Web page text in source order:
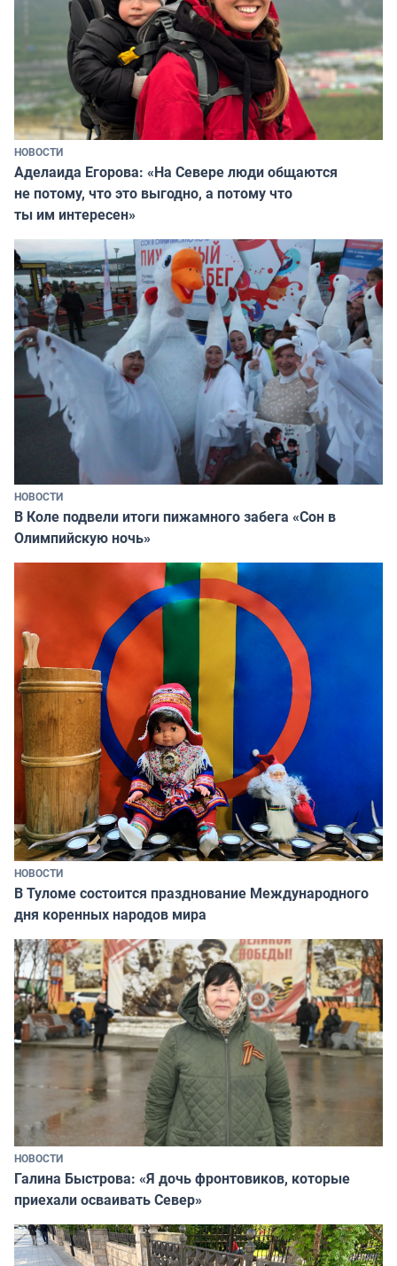
НОВОСТИ
Аделаида Егорова: «На Севере люди общаются
не потому, что это выгодно, а потому что
ты им интересен»
НОВОСТИ
В Коле подвели итоги пижамного забега «Сон в
Олимпийскую ночь»
НОВОСТИ
В Туломе состоится празднование Международного
дня коренных народов мира
НОВОСТИ
Галина Быстрова: «Я дочь фронтовиков, которые
приехали осваивать Север»